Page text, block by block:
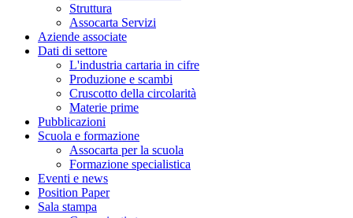
Struttura
Assocarta Servizi
Aziende associate
Dati di settore
L'industria cartaria in cifre
Produzione e scambi
Cruscotto della circolarità
Materie prime
Pubblicazioni
Scuola e formazione
Assocarta per la scuola
Formazione specialistica
Eventi e news
Position Paper
Sala stampa